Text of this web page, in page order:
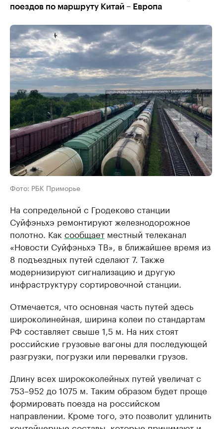
поездов по маршруту Китай – Европа
Фото: РБК Приморье
На сопредельной с Гродеково станции
Суйфэньхэ ремонтируют железнодорожное
полотно. Как сообщает местный телеканал
«Новости Суйфэньхэ ТВ», в ближайшее время из
8 подъездных путей сделают 7. Также
модернизируют сигнализацию и другую
инфраструктуру сортировочной станции.
Отмечается, что основная часть путей здесь
широколинейная, ширина колеи по стандартам
РФ составляет свыше 1,5 м. На них стоят
российские грузовые вагоны для последующей
разгрузки, погрузки или перевалки грузов.
Длину всех ширококолейных путей увеличат с
753–952 до 1075 м. Таким образом будет проще
формировать поезда на российском
направлении. Кроме того, это позволит удлинить